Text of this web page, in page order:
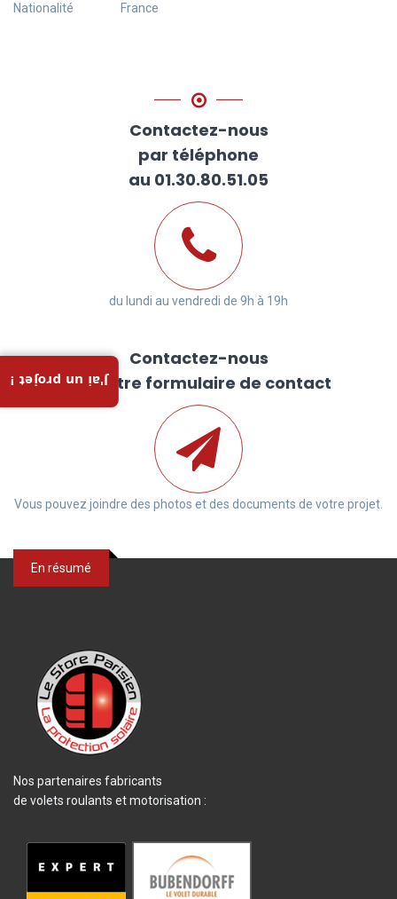
J'ai un projet !
Nationalité France
Contactez-nous
par téléphone
au 01.30.80.51.05
du lundi au vendredi de 9h à 19h
Contactez-nous
via notre formulaire de contact
Vous pouvez joindre des photos et des documents de votre projet.
En résumé
Nos partenaires fabricants
de volets roulants et motorisation :